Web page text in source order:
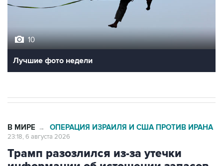
Лучшие фото недели
Трамп разозлился из-за утечки
информации об истощении запасов
боеприпасов